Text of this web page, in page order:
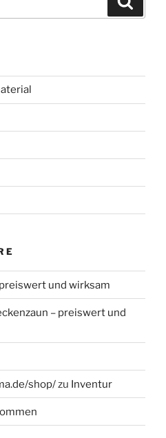
und wirksam
– preiswert und
shop/zu Inventur